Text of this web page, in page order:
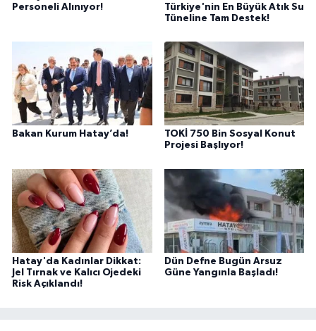
Personeli Alınıyor!
Türkiye'nin En Büyük Atık Su
Tüneline Tam Destek!
Bakan Kurum Hatay’da!
TOKİ 750 Bin Sosyal Konut
Projesi Başlıyor!
Hatay'da Kadınlar Dikkat:
Jel Tırnak ve Kalıcı Ojedeki
Risk Açıklandı!
Dün Defne Bugün Arsuz
Güne Yangınla Başladı!